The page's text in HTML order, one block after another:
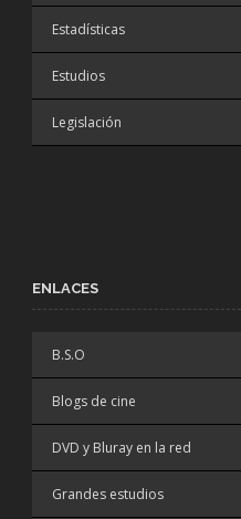
Estadísticas
Estudios
Legislación
ENLACES
B.S.O
Blogs de cine
DVD y Bluray en la red
Grandes estudios